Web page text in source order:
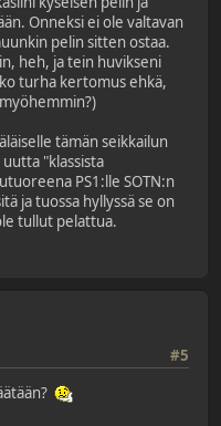
Onneksi ei ole valtavan
pelin sitten ostaa.
heh, ja tein huvikseni
turha kertomus ehkä,
tämän seikkailun
"klassista
PS1:lle SOTN:n
ja tuossa hyllyssä se on
tullut pelattua.
#5